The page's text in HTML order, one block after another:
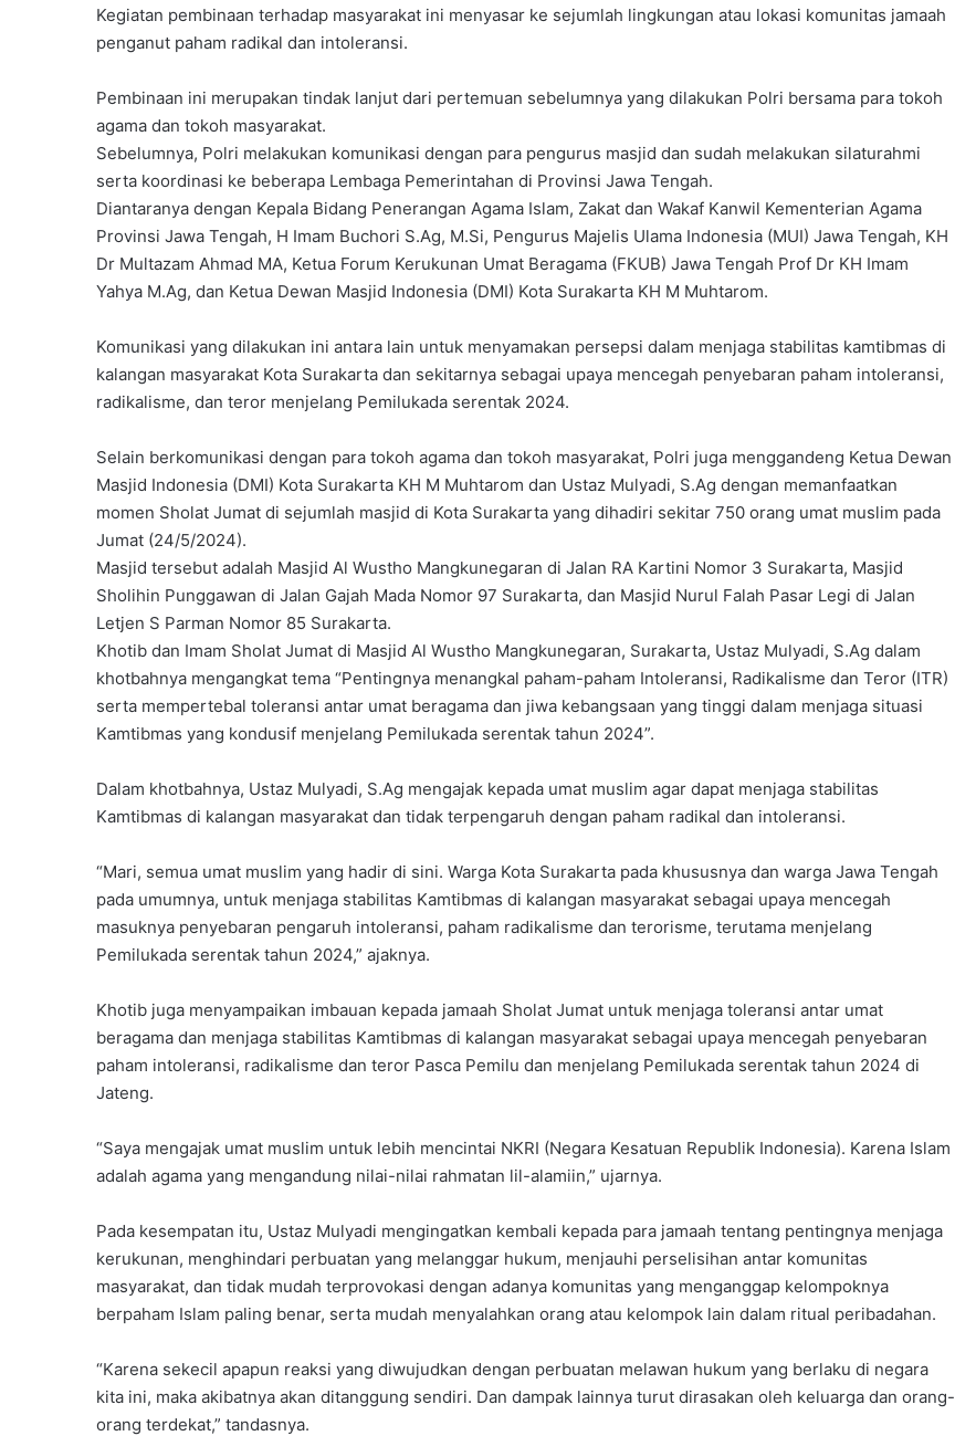
Kegiatan pembinaan terhadap masyarakat ini menyasar ke sejumlah lingkungan atau lokasi komunitas jamaah
penganut paham radikal dan intoleransi.
Pembinaan ini merupakan tindak lanjut dari pertemuan sebelumnya yang dilakukan Polri bersama para tokoh
agama dan tokoh masyarakat.
Sebelumnya, Polri melakukan komunikasi dengan para pengurus masjid dan sudah melakukan silaturahmi
serta koordinasi ke beberapa Lembaga Pemerintahan di Provinsi Jawa Tengah.
Diantaranya dengan Kepala Bidang Penerangan Agama Islam, Zakat dan Wakaf Kanwil Kementerian Agama
Provinsi Jawa Tengah, H Imam Buchori S.Ag, M.Si, Pengurus Majelis Ulama Indonesia (MUI) Jawa Tengah, KH
Dr Multazam Ahmad MA, Ketua Forum Kerukunan Umat Beragama (FKUB) Jawa Tengah Prof Dr KH Imam
Yahya M.Ag, dan Ketua Dewan Masjid Indonesia (DMI) Kota Surakarta KH M Muhtarom.
Komunikasi yang dilakukan ini antara lain untuk menyamakan persepsi dalam menjaga stabilitas kamtibmas di
kalangan masyarakat Kota Surakarta dan sekitarnya sebagai upaya mencegah penyebaran paham intoleransi,
radikalisme, dan teror menjelang Pemilukada serentak 2024.
Selain berkomunikasi dengan para tokoh agama dan tokoh masyarakat, Polri juga menggandeng Ketua Dewan
Masjid Indonesia (DMI) Kota Surakarta KH M Muhtarom dan Ustaz Mulyadi, S.Ag dengan memanfaatkan
momen Sholat Jumat di sejumlah masjid di Kota Surakarta yang dihadiri sekitar 750 orang umat muslim pada
Jumat (24/5/2024).
Masjid tersebut adalah Masjid Al Wustho Mangkunegaran di Jalan RA Kartini Nomor 3 Surakarta, Masjid
Sholihin Punggawan di Jalan Gajah Mada Nomor 97 Surakarta, dan Masjid Nurul Falah Pasar Legi di Jalan
Letjen S Parman Nomor 85 Surakarta.
Khotib dan Imam Sholat Jumat di Masjid Al Wustho Mangkunegaran, Surakarta, Ustaz Mulyadi, S.Ag dalam
khotbahnya mengangkat tema “Pentingnya menangkal paham-paham Intoleransi, Radikalisme dan Teror (ITR)
serta mempertebal toleransi antar umat beragama dan jiwa kebangsaan yang tinggi dalam menjaga situasi
Kamtibmas yang kondusif menjelang Pemilukada serentak tahun 2024”.
Dalam khotbahnya, Ustaz Mulyadi, S.Ag mengajak kepada umat muslim agar dapat menjaga stabilitas
Kamtibmas di kalangan masyarakat dan tidak terpengaruh dengan paham radikal dan intoleransi.
“Mari, semua umat muslim yang hadir di sini. Warga Kota Surakarta pada khususnya dan warga Jawa Tengah
pada umumnya, untuk menjaga stabilitas Kamtibmas di kalangan masyarakat sebagai upaya mencegah
masuknya penyebaran pengaruh intoleransi, paham radikalisme dan terorisme, terutama menjelang
Pemilukada serentak tahun 2024,” ajaknya.
Khotib juga menyampaikan imbauan kepada jamaah Sholat Jumat untuk menjaga toleransi antar umat
beragama dan menjaga stabilitas Kamtibmas di kalangan masyarakat sebagai upaya mencegah penyebaran
paham intoleransi, radikalisme dan teror Pasca Pemilu dan menjelang Pemilukada serentak tahun 2024 di
Jateng.
“Saya mengajak umat muslim untuk lebih mencintai NKRI (Negara Kesatuan Republik Indonesia). Karena Islam
adalah agama yang mengandung nilai-nilai rahmatan lil-alamiin,” ujarnya.
Pada kesempatan itu, Ustaz Mulyadi mengingatkan kembali kepada para jamaah tentang pentingnya menjaga
kerukunan, menghindari perbuatan yang melanggar hukum, menjauhi perselisihan antar komunitas
masyarakat, dan tidak mudah terprovokasi dengan adanya komunitas yang menganggap kelompoknya
berpaham Islam paling benar, serta mudah menyalahkan orang atau kelompok lain dalam ritual peribadahan.
“Karena sekecil apapun reaksi yang diwujudkan dengan perbuatan melawan hukum yang berlaku di negara
kita ini, maka akibatnya akan ditanggung sendiri. Dan dampak lainnya turut dirasakan oleh keluarga dan orang-
orang terdekat,” tandasnya.